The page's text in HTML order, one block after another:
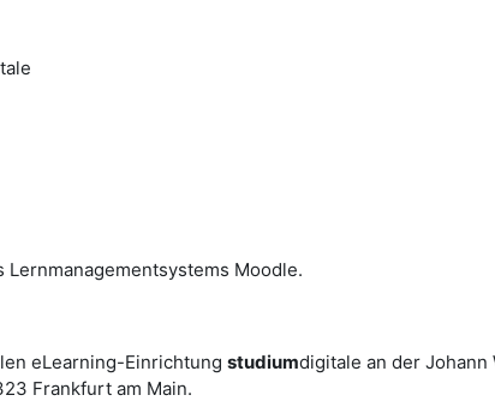
Moodle.
eLearning-Einrichtung studiumdigitale an der
Frankfurt am Main.